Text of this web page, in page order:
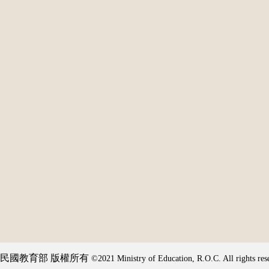
國教育部 版權所有 ©2021 Ministry of Education, R.O.C. All rights